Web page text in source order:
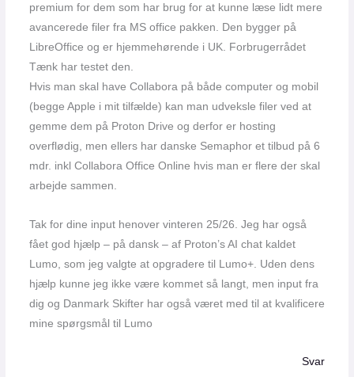
premium for dem som har brug for at kunne læse lidt mere
avancerede filer fra MS office pakken. Den bygger på
LibreOffice og er hjemmehørende i UK. Forbrugerrådet
Tænk har testet den.
Hvis man skal have Collabora på både computer og mobil
(begge Apple i mit tilfælde) kan man udveksle filer ved at
gemme dem på Proton Drive og derfor er hosting
overflødig, men ellers har danske Semaphor et tilbud på 6
mdr. inkl Collabora Office Online hvis man er flere der skal
arbejde sammen.
Tak for dine input henover vinteren 25/26. Jeg har også
fået god hjælp – på dansk – af Proton’s AI chat kaldet
Lumo, som jeg valgte at opgradere til Lumo+. Uden dens
hjælp kunne jeg ikke være kommet så langt, men input fra
dig og Danmark Skifter har også været med til at kvalificere
mine spørgsmål til Lumo
Svar